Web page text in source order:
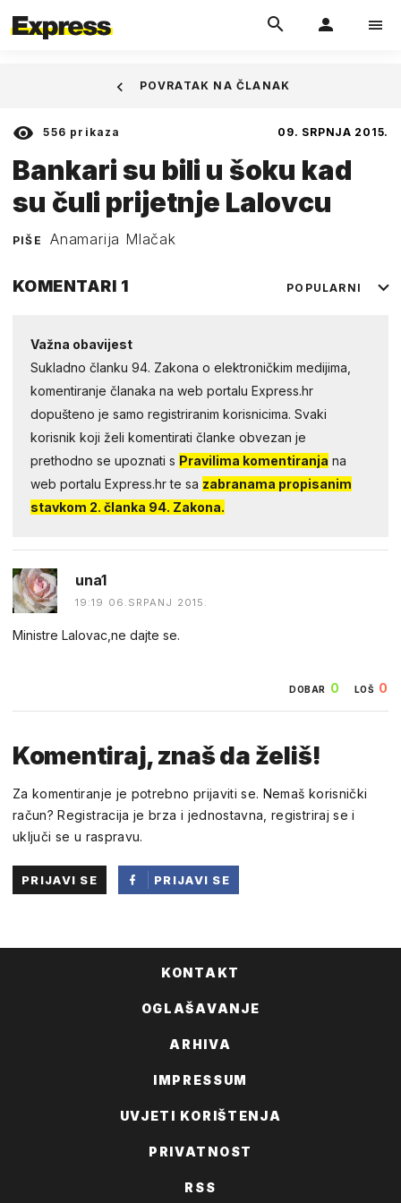
556 prikaza 09. SRPNJA 2015.
Bankari su bili u šoku kad
su čuli prijetnje Lalovcu
PIŠE Anamarija Mlačak
POVRATAK NA ČLANAK
KOMENTARI 1 POPULARNI
Važna obavijest
Sukladno članku 94. Zakona o elektroničkim medijima,
komentiranje članaka na web portalu Express.hr
dopušteno je samo registriranim korisnicima. Svaki
korisnik koji želi komentirati članke obvezan je
prethodno se upoznati s Pravilima komentiranja na
web portalu Express.hr te sa zabranama propisanim
stavkom 2. članka 94. Zakona.
una1
19:19 06.SRPANJ 2015.
Ministre Lalovac,ne dajte se.
DOBAR 0 LOŠ 0
Komentiraj, znaš da želiš!
Za komentiranje je potrebno prijaviti se. Nemaš korisnički
račun? Registracija je brza i jednostavna, registriraj se i
uključi se u raspravu.
PRIJAVI SE
PRIJAVI SE
KONTAKT
OGLAŠAVANJE
ARHIVA
IMPRESSUM
UVJETI KORIŠTENJA
PRIVATNOST
RSS